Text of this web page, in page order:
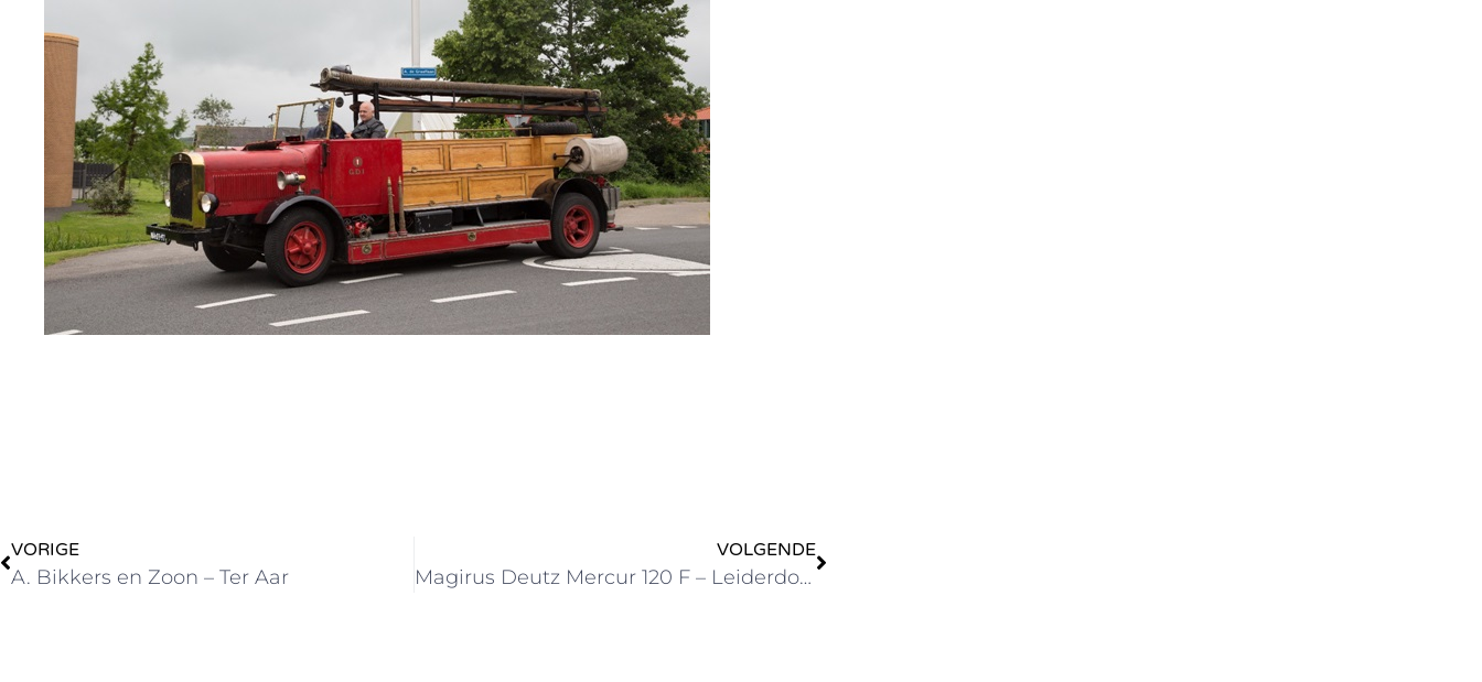
VORIGE
A. Bikkers en Zoon – Ter Aar
VOLGENDE
Magirus Deutz Mercur 120 F – Leiderdorp